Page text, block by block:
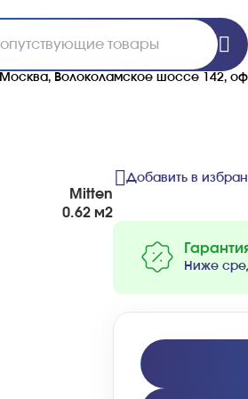
Москва, Волоколамское шоссе 142,
Mitten
0.62 м2
Добавить в
Ниже